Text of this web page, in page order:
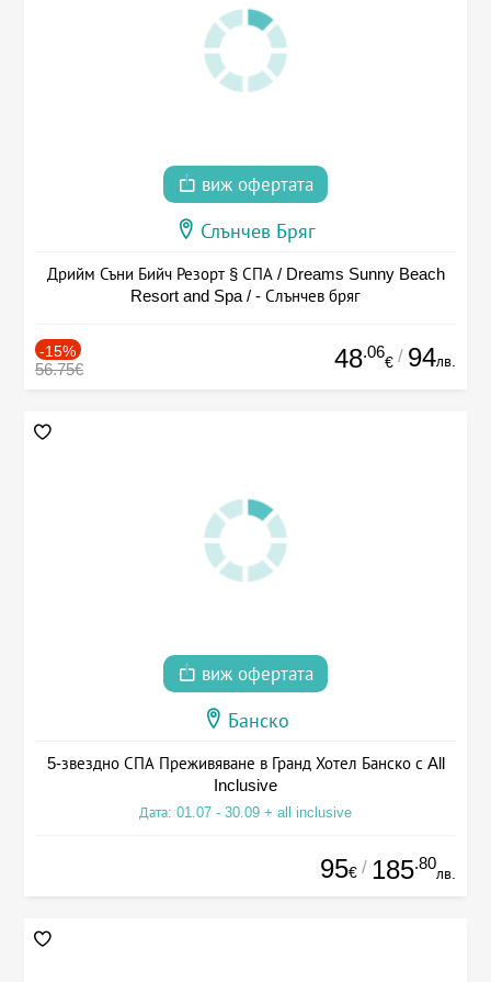
виж офертата
Слънчев Бряг
Дрийм Съни Бийч Резорт § СПА / Dreams Sunny Beach
Resort and Spa / - Слънчев бряг
-15%
56.75€ 48.06
€ / 94лв.
виж офертата
Банско
5-звездно СПА Преживяване в Гранд Хотел Банско с All
Inclusive
Дата: 01.07 - 30.09 + all inclusive
95€ / 185.80
лв.